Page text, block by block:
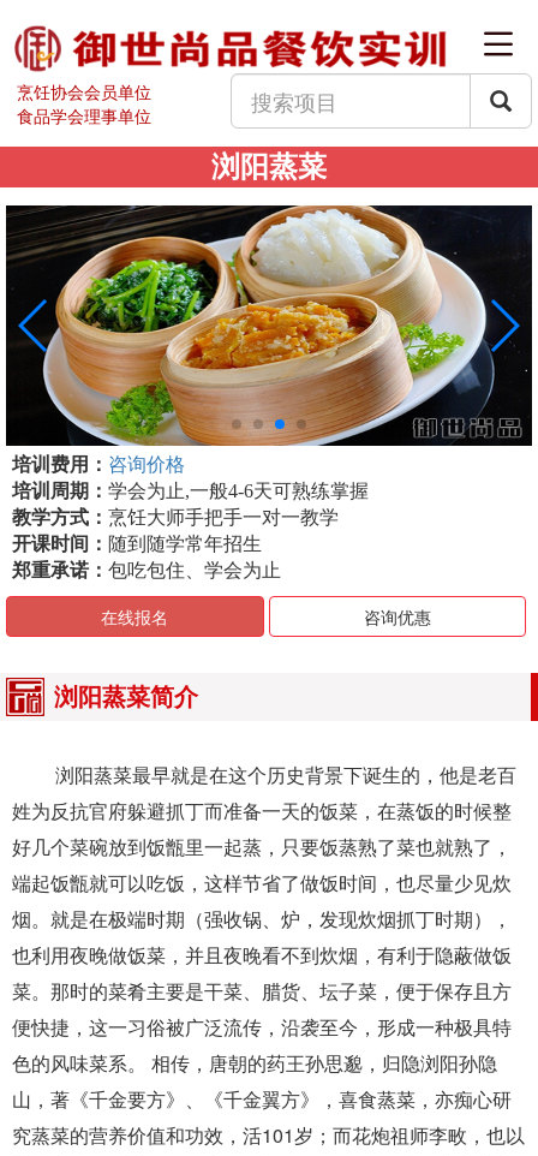
烹饪协会会员单位
食品学会理事单位
浏阳蒸菜
培训费用： 咨询价格
培训周期： 学会为止,一般4-6天可熟练掌握
教学方式： 烹饪大师手把手一对一教学
开课时间： 随到随学常年招生
郑重承诺： 包吃包住、学会为止
在线报名 咨询优惠
浏阳蒸菜简介
浏阳蒸菜最早就是在这个历史背景下诞生的，他是老百
姓为反抗官府躲避抓丁而准备一天的饭菜，在蒸饭的时候整
好几个菜碗放到饭甑里一起蒸，只要饭蒸熟了菜也就熟了，
端起饭甑就可以吃饭，这样节省了做饭时间，也尽量少见炊
烟。就是在极端时期（强收锅、炉，发现炊烟抓丁时期），
也利用夜晚做饭菜，并且夜晚看不到炊烟，有利于隐蔽做饭
菜。那时的菜肴主要是干菜、腊货、坛子菜，便于保存且方
便快捷，这一习俗被广泛流传，沿袭至今，形成一种极具特
色的风味菜系。 相传，唐朝的药王孙思邈，归隐浏阳孙隐
山，著《千金要方》、《千金翼方》，喜食蒸菜，亦痴心研
究蒸菜的营养价值和功效，活101岁；而花炮祖师李畋，也以